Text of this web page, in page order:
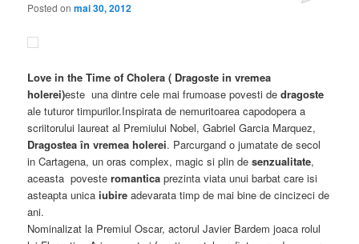
Posted onmai 30, 2012
Love in the Time of Cholera ( Dragoste in vremea
holerei)este una dintre cele mai frumoase povesti dedragoste
ale tuturor timpurilor.Inspirata de nemuritoarea capodopera a
scriitorului laureat al Premiului Nobel, Gabriel Garcia Marquez,
Dragostea în vremea holerei. Parcurgand o jumatate de secol
in Cartagena, un oras complex, magic si plin desenzualitate,
aceasta povesteromantica prezinta viata unui barbat care isi
asteapta unica iubire adevarata timp de mai bine de cincizeci de
ani.
Nominalizat la Premiul Oscar, actorul Javier Bardem joaca rolul